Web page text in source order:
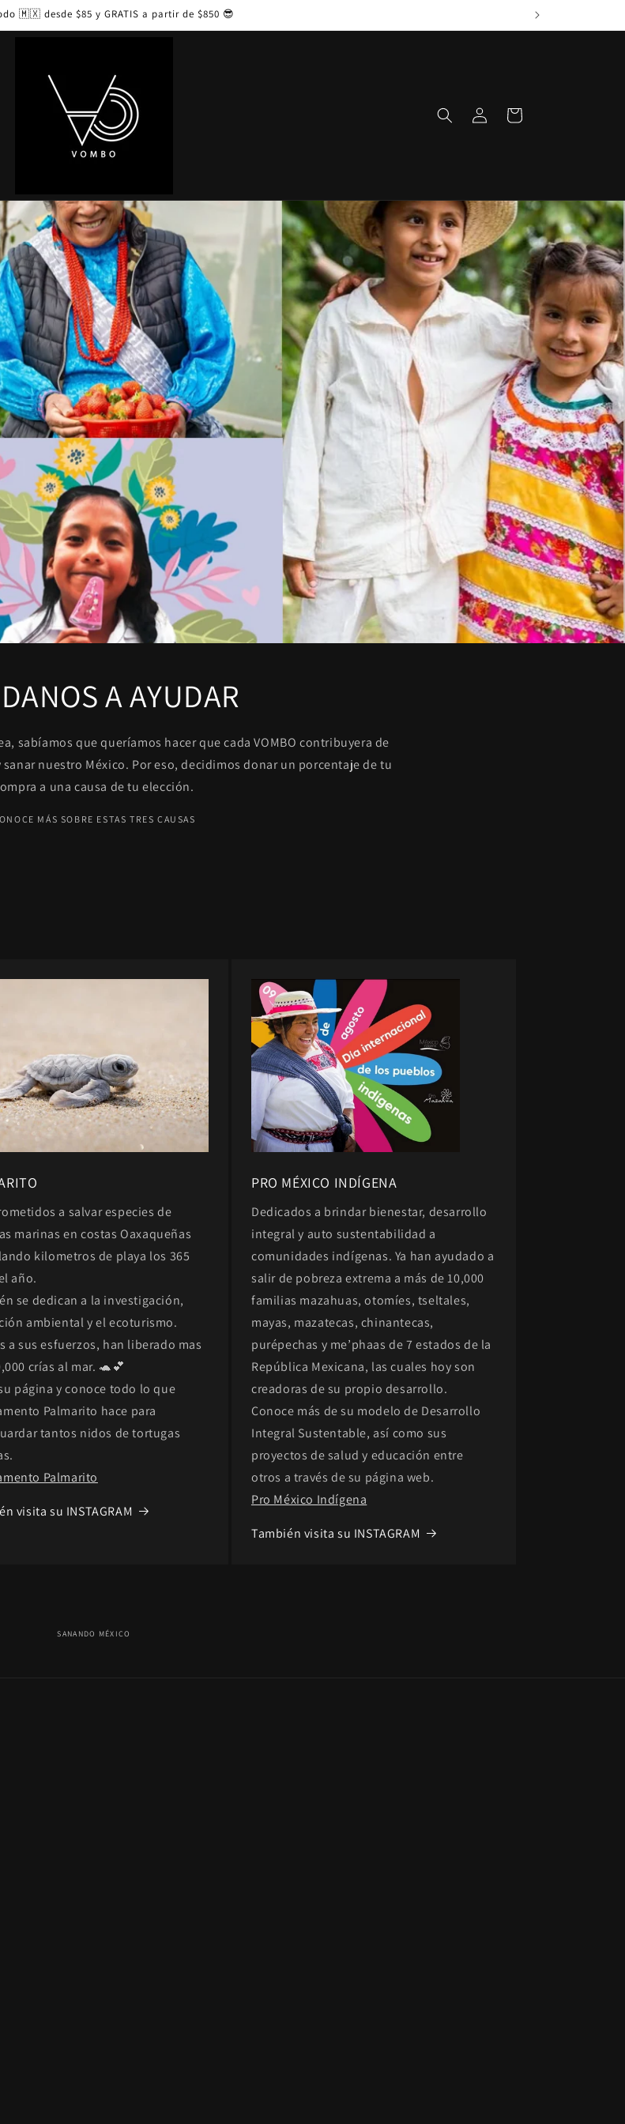
🇲🇽 desde $85 y GRATIS a partir de $850 😎
Iniciar
sesión
Carrito
A AYUDAR
sabíamos que queríamos hacer que cada VOMBO contribuyera de
nuestro México. Por eso, decidimos donar un porcentaje de tu
a una causa de tu elección.
MÁS SOBRE ESTAS TRES CAUSAS
a salvar especies de
marinas en costas Oaxaqueñas
kilometros de playa los 365
año.
se dedican a la investigación,
ambiental y el ecoturismo.
a sus esfuerzos, han liberado mas
crías al mar. 🐢💕
página y conoce todo lo que
Palmarito hace para
tantos nidos de tortugas
Palmarito
visita su INSTAGRAM
PRO MÉXICO INDÍGENA
Dedicados a brindar bienestar, desarrollo
integral y auto sustentabilidad a
comunidades indígenas. Ya han ayudado a
salir de pobreza extrema a más de 10,000
familias mazahuas, otomíes, tseltales,
mayas, mazatecas, chinantecas,
purépechas y me’phaas de 7 estados de la
República Mexicana, las cuales hoy son
creadoras de su propio desarrollo.
Conoce más de su modelo de Desarrollo
Integral Sustentable, así como sus
proyectos de salud y educación entre
otros a través de su página web.
Pro México Indígena
También visita su INSTAGRAM
SANANDO MÉXICO